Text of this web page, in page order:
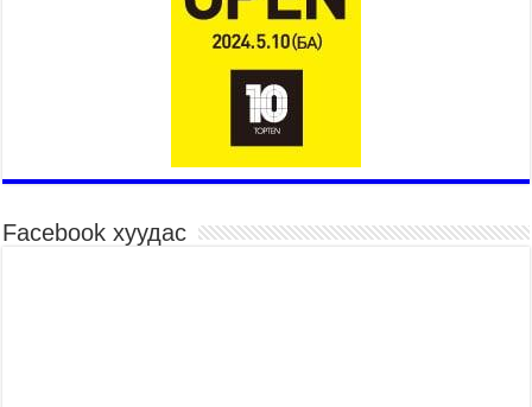
2026 оны 7 сар 15 / 10 цаг 58 минут
Үндэсний их баяр наадмын шагайн харваа
насанд хүрэгчдийн багийн харваагаар
Үндэсний их баяр наадмын хүчит бөхийн
Facebook хуудас